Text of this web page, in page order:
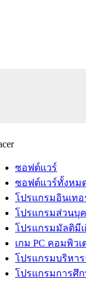
ซอฟต์แวร์
ซอฟต์แวร์ทั้งหม
โปรแกรมอินเทอ
โปรแกรมส่วนบุ
โปรแกรมมัลติมีเ
เกม PC คอมพิวเ
โปรแกรมบริหา
โปรแกรมการศึ